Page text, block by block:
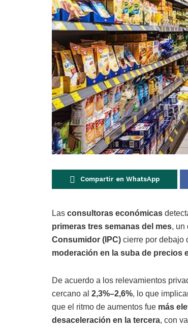
Compartir en WhatsApp
Las consultoras económicas
primeras tres semanas del mes, un
Consumidor (IPC) cierre por debajo
moderación en la suba de precios
De acuerdo a los relevamientos
cercano al 2,3%–2,6%, lo que
que el ritmo de aumentos fue más
desaceleración en la tercera, con